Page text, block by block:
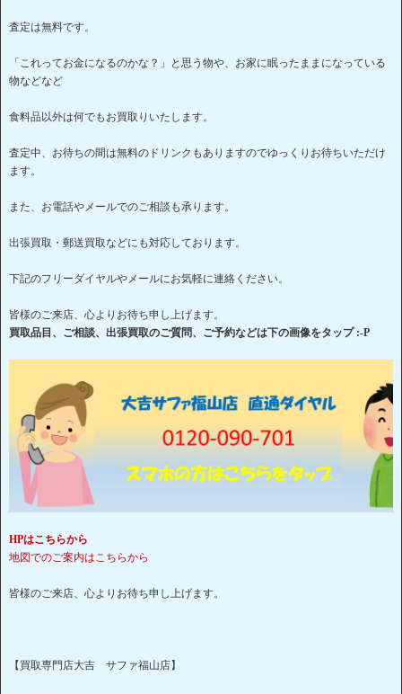
査定は無料です。
「これってお金になるのかな？」と思う物や、お家に眠ったままになっている
物などなど
食料品以外は何でもお買取りいたします。
査定中、お待ちの間は無料のドリンクもありますのでゆっくりお待ちいただけ
ます。
また、お電話やメールでのご相談も承ります。
出張買取・郵送買取などにも対応しております。
下記のフリーダイヤルやメールにお気軽に連絡ください。
皆様のご来店、心よりお待ち申し上げます。
買取品目、ご相談、出張買取のご質問、ご予約などは下の画像をタップ :-P
HPはこちらから
地図でのご案内はこちらから
皆様のご来店、心よりお待ち申し上げます。
【買取専門店大吉 サファ福山店】